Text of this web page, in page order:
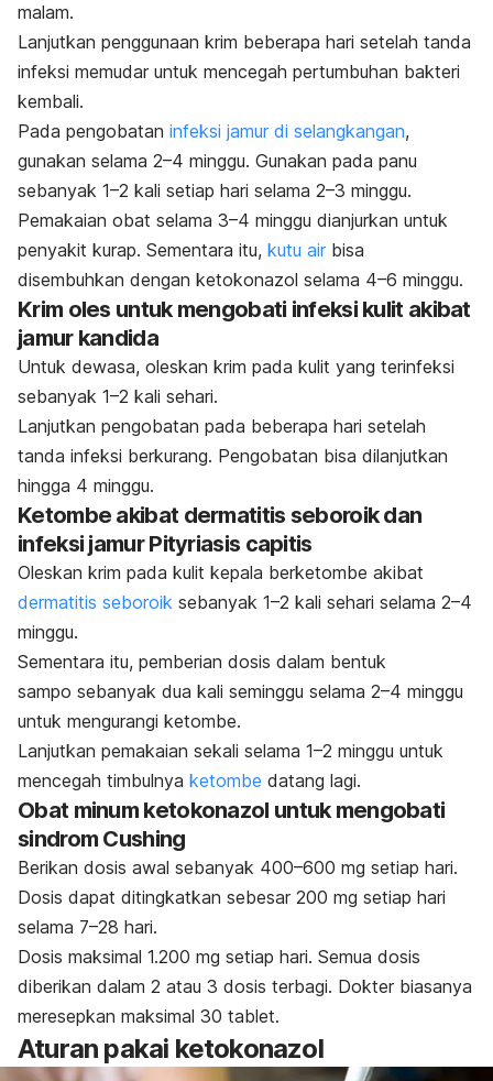
malam.
Lanjutkan penggunaan krim beberapa hari setelah tanda
infeksi memudar untuk mencegah pertumbuhan bakteri
kembali.
Pada pengobatan infeksi jamur di selangkangan,
gunakan selama 2–4 minggu. Gunakan pada panu
sebanyak 1–2 kali setiap hari selama 2–3 minggu.
Pemakaian obat selama 3–4 minggu dianjurkan untuk
penyakit kurap. Sementara itu, kutu air bisa
disembuhkan dengan ketokonazol selama 4–6 minggu.
Krim oles untuk mengobati infeksi kulit akibat
jamur kandida
Untuk dewasa, oleskan krim pada kulit yang terinfeksi
sebanyak 1–2 kali sehari.
Lanjutkan pengobatan pada beberapa hari setelah
tanda infeksi berkurang. Pengobatan bisa dilanjutkan
hingga 4 minggu.
Ketombe akibat dermatitis seboroik dan
infeksi jamurPityriasis capitis
Oleskan krim pada kulit kepala berketombe akibat
dermatitis seboroik sebanyak 1–2 kali sehari selama 2–4
minggu.
Sementara itu, pemberian dosis dalam bentuk
sampo sebanyak dua kali seminggu selama 2–4 minggu
untuk mengurangi ketombe.
Lanjutkan pemakaian sekali selama 1–2 minggu untuk
mencegah timbulnya ketombe datang lagi.
Obat minum ketokonazol untuk mengobati
sindrom Cushing
Berikan dosis awal sebanyak 400–600 mg setiap hari.
Dosis dapat ditingkatkan sebesar 200 mg setiap hari
selama 7–28 hari.
Dosis maksimal 1.200 mg setiap hari. Semua dosis
diberikan dalam 2 atau 3 dosis terbagi. Dokter biasanya
meresepkan maksimal 30 tablet.
Aturan pakai ketokonazol